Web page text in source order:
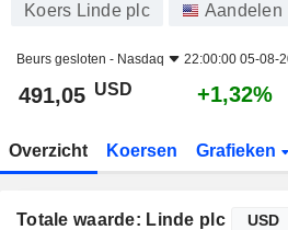
Koers Linde plc Aandelen
Beurs gesloten - Nasdaq 22:00:00 05-08-
491,05 USD +1,32%
Overzicht Koersen Grafieken
Totale waarde: Linde plc